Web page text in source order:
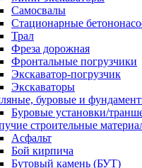
Самосвалы
Стационарные
Трал
Фреза дорожная
Фронтальные погрузчики
Экскаватор-погрузчик
Экскаваторы
буровые и
Буровые установки/
строительные
Асфальт
Бой кирпича
Бутовый камень (БУТ)